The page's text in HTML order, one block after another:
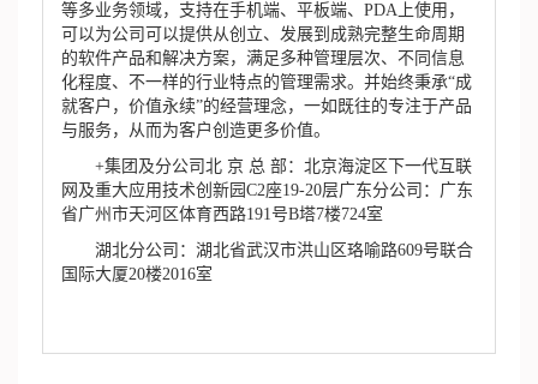
等多业务领域，支持在手机端、平板端、PDA上使用，
可以为公司可以提供从创立、发展到成熟完整生命周期
的软件产品和解决方案，满足多种管理层次、不同信息
化程度、不一样的行业特点的管理需求。并始终秉承“成
就客户，价值永续”的经营理念，一如既往的专注于产品
与服务，从而为客户创造更多价值。
+集团及分公司北 京 总 部：北京海淀区下一代互联
网及重大应用技术创新园C2座19-20层广东分公司：广东
省广州市天河区体育西路191号B塔7楼724室
湖北分公司：湖北省武汉市洪山区珞喻路609号联合
国际大厦20楼2016室